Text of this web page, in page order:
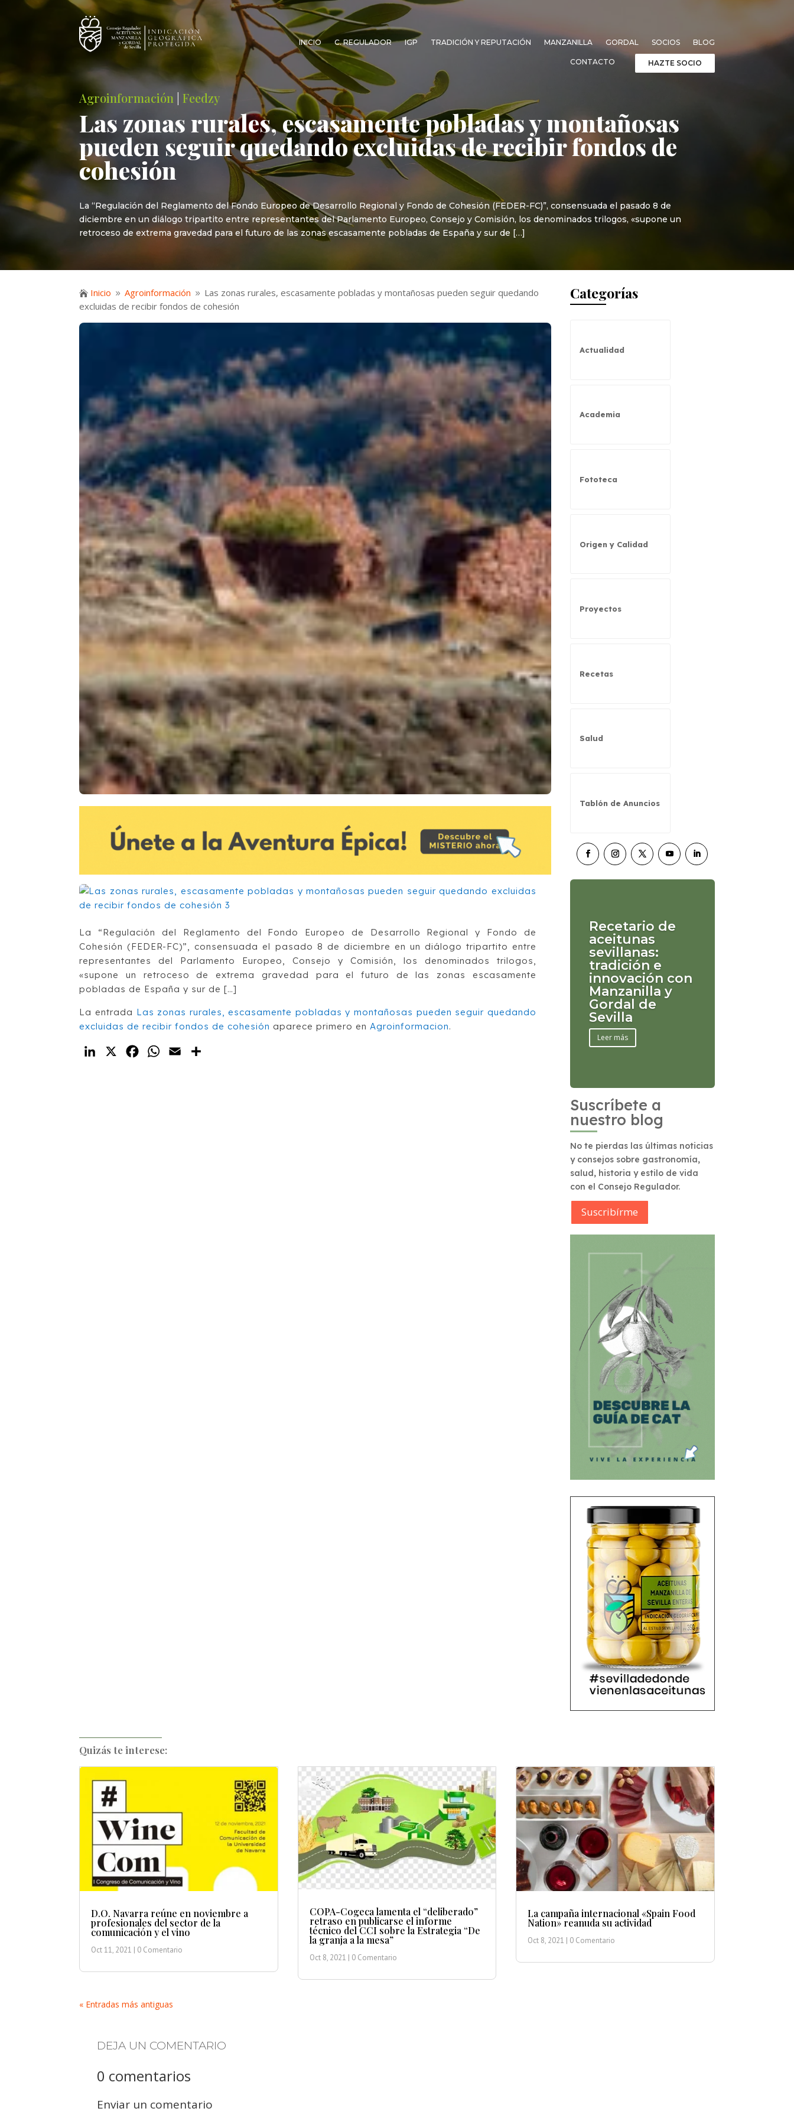
INICIO C. REGULADOR IGP TRADICIÓN Y REPUTACIÓN MANZANILLA GORDAL SOCIOS BLOG
CONTACTO HAZTE SOCIO
Agroinformación |Feedzy
Las zonas rurales, escasamente pobladas y montañosas
pueden seguir quedando excluidas de recibir fondos de
cohesión
La “Regulación del Reglamento del Fondo Europeo de Desarrollo Regional y Fondo de Cohesión (FEDER-FC)”, consensuada el pasado 8 de
diciembre en un diálogo tripartito entre representantes del Parlamento Europeo, Consejo y Comisión, los denominados trilogos, «supone un
retroceso de extrema gravedad para el futuro de las zonas escasamente pobladas de España y sur de […]
 Inicio 9 Agroinformación 9 Las zonas rurales, escasamente pobladas y montañosas pueden seguir quedando
excluidas de recibir fondos de cohesión
La “Regulación del Reglamento del Fondo Europeo de Desarrollo Regional y Fondo de
Cohesión (FEDER-FC)”, consensuada el pasado 8 de diciembre en un diálogo tripartito entre
representantes del Parlamento Europeo, Consejo y Comisión, los denominados trilogos,
«supone un retroceso de extrema gravedad para el futuro de las zonas escasamente
pobladas de España y sur de […]
La entrada Las zonas rurales, escasamente pobladas y montañosas pueden seguir quedando
excluidas de recibir fondos de cohesión aparece primero en Agroinformacion.
LinkedIn
X FacebookWhatsApp
Email
Categorías
Actualidad
Academia
Fototeca
Origen y Calidad
Proyectos
Recetas
Salud
Tablón de Anuncios
Recetario de
aceitunas
sevillanas:
tradición e
innovación con
Manzanilla y
Gordal de
Sevilla
Leer más
Suscríbete a
nuestro blog
No te pierdas las últimas noticias
y consejos sobre gastronomía,
salud, historia y estilo de vida
con el Consejo Regulador.
Suscribírme
Quizás te interese:
D.O. Navarra reúne en noviembre a
profesionales del sector de la
comunicación y el vino
Oct 11, 2021 | 0 Comentario
COPA-Cogeca lamenta el “deliberado”
retraso en publicarse el informe
técnico del CCI sobre la Estrategia “De
la granja a la mesa”
Oct 8, 2021 | 0 Comentario
La campaña internacional «Spain Food
Nation» reanuda su actividad
Oct 8, 2021 | 0 Comentario
« Entradas más antiguas
DEJA UN COMENTARIO
0 comentarios
Enviar un comentario